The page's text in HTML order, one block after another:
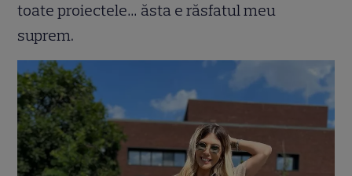
toate proiectele… ăsta e răsfatul meu
suprem.